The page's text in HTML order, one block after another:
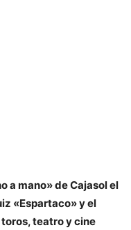
a mano» de Cajasol el
«Espartaco» y el
teatro y cine